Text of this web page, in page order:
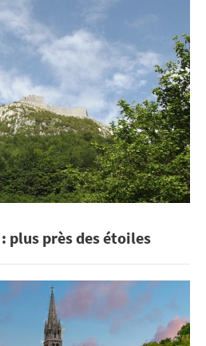
plus près des étoiles